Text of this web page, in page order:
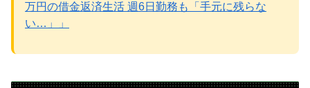
万円の借金返済生活 週6日勤務も「手元に残らな
い…」」